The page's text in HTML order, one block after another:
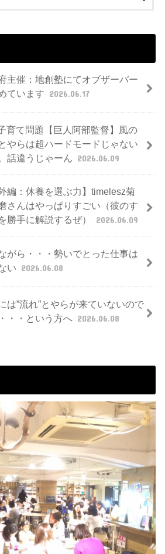
主催：地創塾にてオブザーバー
ています 2026.06.17
育て問題【巨人阿部監督】風の
やらは超ハードモードじゃない
話違うじゃーん
2026.06.09
外編：休養を選ぶ力】timelesz菊
さんはやっぱりすごい（彼のす
勝手に解説するぜ）
2026.06.09
がら・・・勢いでとった仕事は
い 2026.06.08
は”流れ”とやらが来ていないので
・・という方へ 2026.06.08